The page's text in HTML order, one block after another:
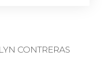
CONTRERAS